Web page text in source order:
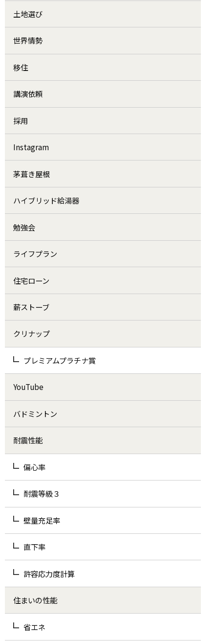
土地選び
世界情勢
移住
講演依頼
採用
Instagram
茅葺き屋根
ハイブリッド給湯器
勉強会
ライフプラン
住宅ローン
薪ストーブ
クリナップ
プレミアムプラチナ賞
YouTube
バドミントン
耐震性能
偏心率
耐震等級３
壁量充足率
直下率
許容応力度計算
住まいの性能
省エネ